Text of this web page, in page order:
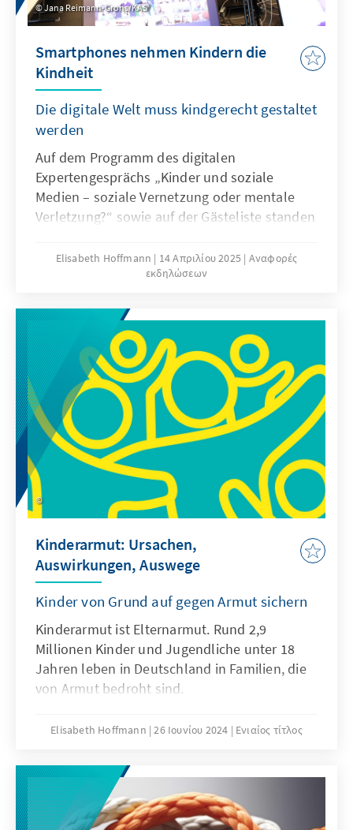
Jana Reimann-Grohs/KAS
Smartphones nehmen Kindern die
Kindheit
Die digitale Welt muss kindgerecht gestaltet
werden
Auf dem Programm des digitalen
Expertengesprächs „Kinder und soziale
Medien – soziale Vernetzung oder mentale
Verletzung?“ sowie auf der Gästeliste standen
Wissenschaft, Elterninitiativen, Verbänden
und Politik. Es wurden Fakten und
soziale Medien so gestaltet werden, dass sie
keine Sucht auslösen und wie könnte ein
effektiver Kinder- und Jugendschutz in der
digitalen Welt aussehen?
Elisabeth Hoffmann 14 Απριλίου 2025 Αναφορές
εκδηλώσεων
Kinderarmut: Ursachen,
Auswirkungen, Auswege
Kinder von Grund auf gegen Armut sichern
Kinderarmut ist Elternarmut. Rund 2,9
Millionen Kinder und Jugendliche unter 18
Jahren leben in Deutschland in Familien, die
von Armut bedroht sind.
der Kindergrundsicherung, die eine Reform
einkommensarme Familien aus der Armut
holen. Wie junge erwerbsfähige Eltern zur
Integration in den Arbeitsmarkt gefördert
Elisabeth Hoffmann 26 Ιουνίου 2024 Ενιαίος τίτλος